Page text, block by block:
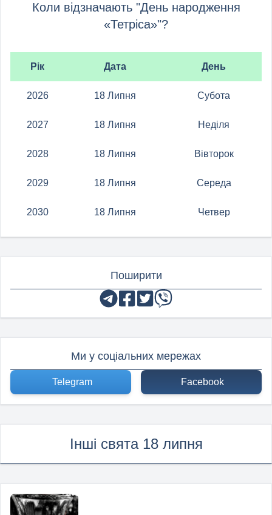
Коли відзначають "День народження
«Тетріса»"?
Рік Дата День
2026 18 Липня Субота
2027 18 Липня Неділя
2028 18 Липня Вівторок
2029 18 Липня Середа
2030 18 Липня Четвер
Поширити
Ми у соціальних мережах
Telegram Facebook
Інші свята 18 липня